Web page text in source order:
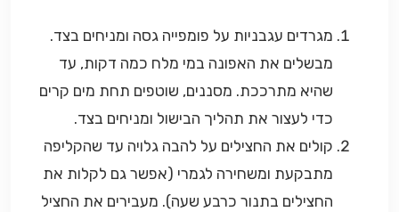
מגרדים עגבניות על פומפייה גסה ומניחים בצד.
מבשלים את האפונה במי מלח כמה דקות, עד
שהיא מתרככת. מסננים, שוטפים תחת מים קרים
כדי לעצור את תהליך הבישול ומניחים בצד.
קולים את החצילים על להבה גלויה עד שהקליפה
מתבקעת ומשחירה לגמרי (אפשר גם לקלות את
החצילים בתנור כרבע שעה). מעבירים את החציל